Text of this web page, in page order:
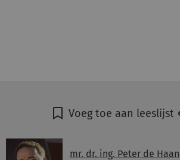
Voeg toe aan leeslijst
mr. dr. ing. Peter de Haan